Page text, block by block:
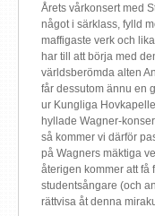
Årets vårkonsert med
något i särklass, fylld
maffigaste verk och
har till att börja med
världsberömda alten
får dessutom ännu en
ur Kungliga
hyllade Wagner-
så kommer vi därför
på Wagners mäktiga
återigen kommer att få
studentsångare (och
rättvisa åt denna